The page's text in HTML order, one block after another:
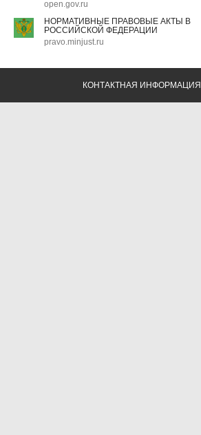
open.gov.ru
НОРМАТИВНЫЕ ПРАВОВЫЕ АКТЫ В
РОССИЙСКОЙ ФЕДЕРАЦИИ
pravo.minjust.ru
КОНТАКТНАЯ ИНФОРМАЦИЯ